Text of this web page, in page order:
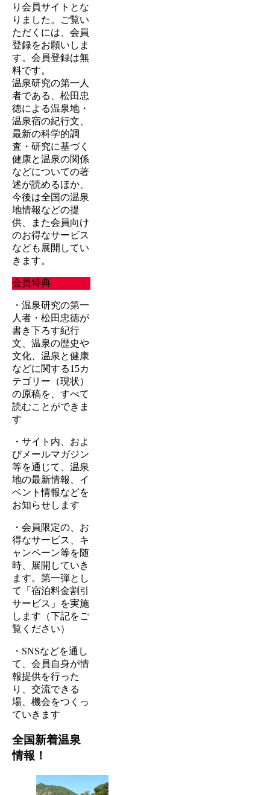
り会員サイトとな
りました。ご覧い
ただくには、会員
登録をお願いしま
す。会員登録は無
料です。
温泉研究の第一人
者である、松田忠
徳による温泉地・
温泉宿の紀行文、
最新の科学的調
査・研究に基づく
健康と温泉の関係
などについての著
述が読めるほか、
今後は全国の温泉
地情報などの提
供、また会員向け
のお得なサービス
なども展開してい
きます。
会員特典
・温泉研究の第一
人者・松田忠徳が
書き下ろす紀行
文、温泉の歴史や
文化、温泉と健康
などに関する15カ
テゴリー（現状）
の原稿を、すべて
読むことができま
す
・サイト内、およ
びメールマガジン
等を通じて、温泉
地の最新情報、イ
ベント情報などを
お知らせします
・会員限定の、お
得なサービス、キ
ャンペーン等を随
時、展開していき
ます。第一弾とし
て「宿泊料金割引
サービス」を実施
します（下記をご
覧ください）
・SNSなどを通し
て、会員自身が情
報提供を行った
り、交流できる
場、機会をつくっ
ていきます
全国新着温泉
情報！